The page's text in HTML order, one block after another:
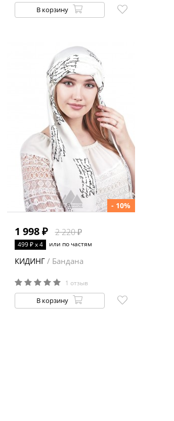
В корзину
1 998 ₽ 2 220 ₽
- 10%
499 ₽ x 4 или по частям
КИДИНГ/ Бандана
1 отзыв
В корзину